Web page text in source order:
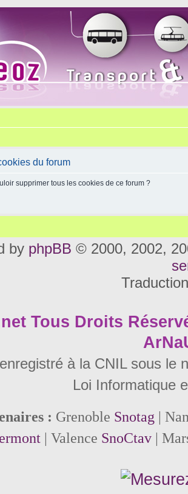
du forum
supprimer tous les cookies de ce forum ?
by phpBB © 2000, 2002,
Tous Droits
à la CNIL sous le
Loi Informatique
: Grenoble Snotag |
| Valence SnoCtav|